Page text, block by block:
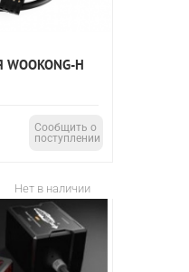
H
Сообщить о
поступлении
Нет в наличии